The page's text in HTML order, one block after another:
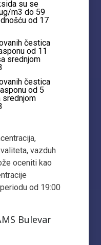
su se
m3 do 59
od 17
čestica
od 11
srednjom
čestica
od 5
vazduh
oceniti kao
od 19:00
Bulevar